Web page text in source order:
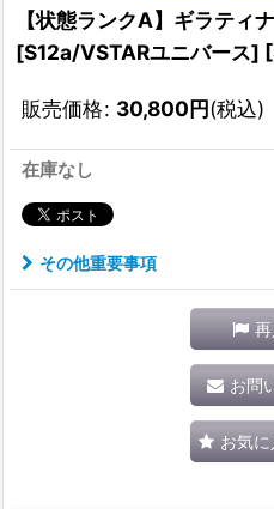
【状態ランクA】ギラテ
[S12a/VSTARユニバース]
販売価格: 30,800円(税込)
在庫なし
その他重要事項
お問
お気